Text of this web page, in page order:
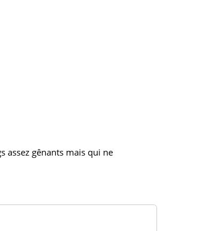
assez gênants mais qui ne